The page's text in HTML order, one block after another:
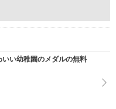
い幼稚園のメダルの無料